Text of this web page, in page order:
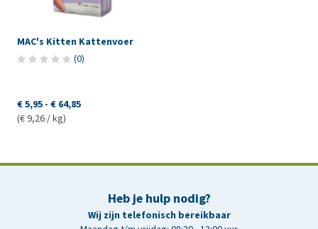
MAC's Kitten Kattenvoer
(0)
€ 5,95 - € 64,85
(€ 9,26 / kg)
Heb je hulp nodig?
Wij zijn telefonisch bereikbaar